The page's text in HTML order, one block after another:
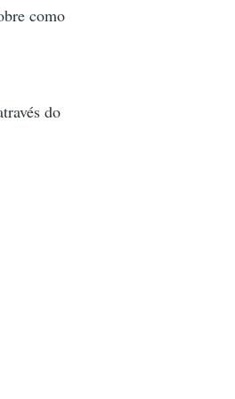
como
do